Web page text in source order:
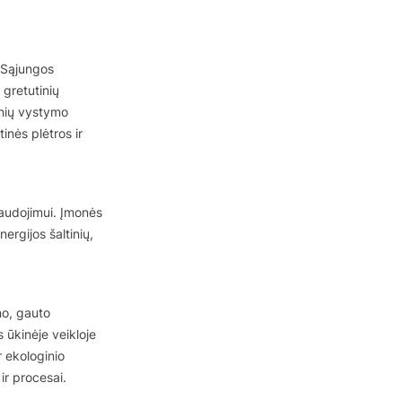
gretutinių
vystymo
plėtros ir
Įmonės
šaltinių,
gauto
ūkinėje veikloje
ekologinio
procesai.